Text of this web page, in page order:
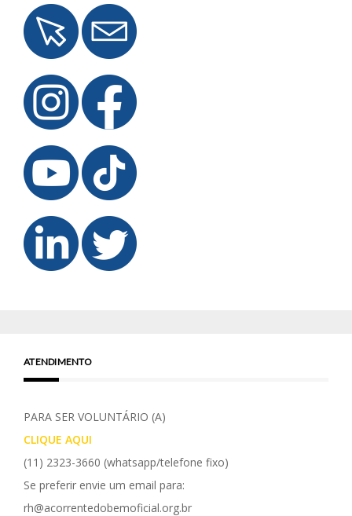
ATENDIMENTO
PARA SER VOLUNTÁRIO (A)
CLIQUE AQUI
(11) 2323-3660 (whatsapp/telefone fixo)
Se preferir envie um email para:
rh@acorrentedobemoficial.org.br